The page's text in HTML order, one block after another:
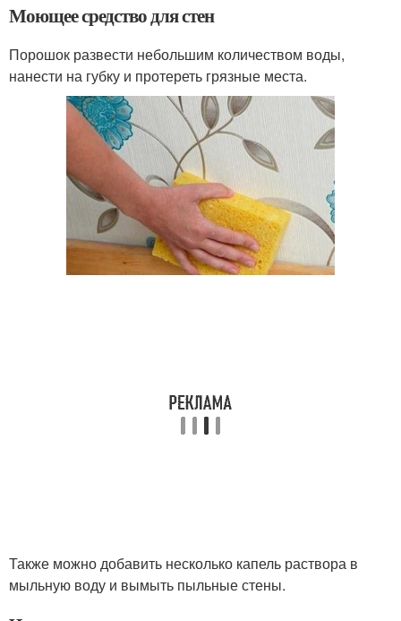
Моющее средство для стен
Порошок развести небольшим количеством воды,
нанести на губку и протереть грязные места.
Также можно добавить несколько капель раствора в
мыльную воду и вымыть пыльные стены.